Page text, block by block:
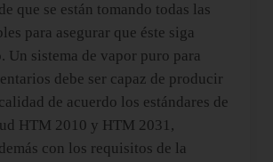
que se están tomando todas las
para asegurar que éste siga
Un sistema de vapor puro para
debe ser capaz de producir
de acuerdo los estándares de
HTM 2010 y HTM 2031,
con los requisitos de la